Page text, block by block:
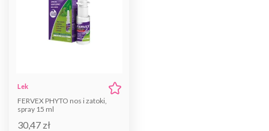
Lek
FERVEX PHYTO nos i zatoki,
spray 15 ml
30,47 zł